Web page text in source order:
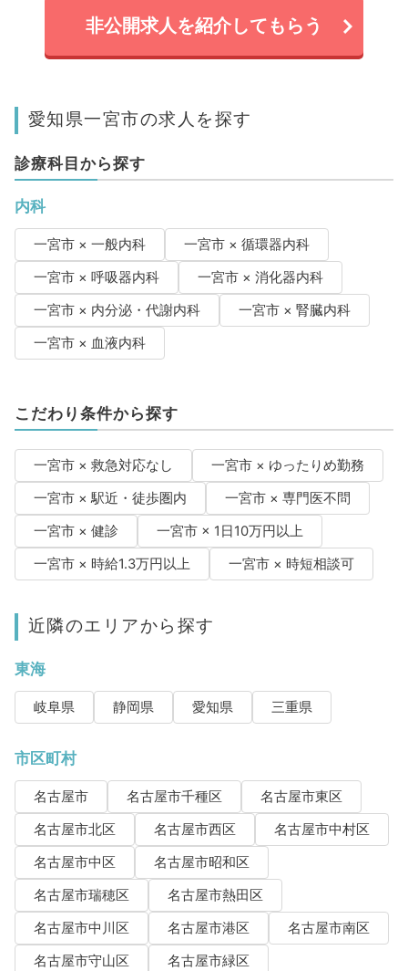
非公開求人を紹介してもらう
愛知県一宮市の求人を探す
診療科目から探す
内科
一宮市 × 一般内科
一宮市 × 循環器内科
一宮市 × 呼吸器内科
一宮市 × 消化器内科
一宮市 × 内分泌・代謝内科
一宮市 × 腎臓内科
一宮市 × 血液内科
こだわり条件から探す
一宮市 × 救急対応なし
一宮市 × ゆったりめ勤務
一宮市 × 駅近・徒歩圏内
一宮市 × 専門医不問
一宮市 × 健診
一宮市 × 1日10万円以上
一宮市 × 時給1.3万円以上
一宮市 × 時短相談可
近隣のエリアから探す
東海
岐阜県 静岡県 愛知県 三重県
市区町村
名古屋市 名古屋市千種区
名古屋市東区
名古屋市北区
名古屋市西区
名古屋市中村区
名古屋市中区
名古屋市昭和区
名古屋市瑞穂区
名古屋市熱田区
名古屋市中川区
名古屋市港区
名古屋市南区
名古屋市守山区
名古屋市緑区